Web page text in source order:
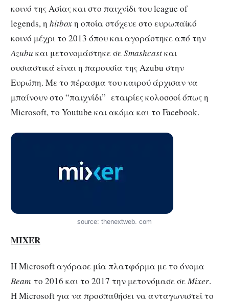
κοινό της Ασίας και στο παιχνίδι του league of
legends, η hitboxη οποία στόχευε στο ευρωπαϊκό
κοινό μέχρι το 2013 όπου και αγοράστηκε από την
Azubu και μετονομάστηκε σεSmashcastκαι
ουσιαστικά είναι η παρουσία της Azubu στην
Ευρώπη. Με το πέρασμα του καιρού άρχισαν να
μπαίνουν στο “παιχνίδι” εταιρίες κολοσσοί όπως η
Microsoft, το Youtube και ακόμα και το Facebook.
source: thenextweb. com
MIXER
Η Microsoft αγόρασε μία πλατφόρμα με το όνομα
Beam το 2016 και το 2017 την μετονόμασε σε Mixer.
Η Microsoft για να προσπαθήσει να ανταγωνιστεί το